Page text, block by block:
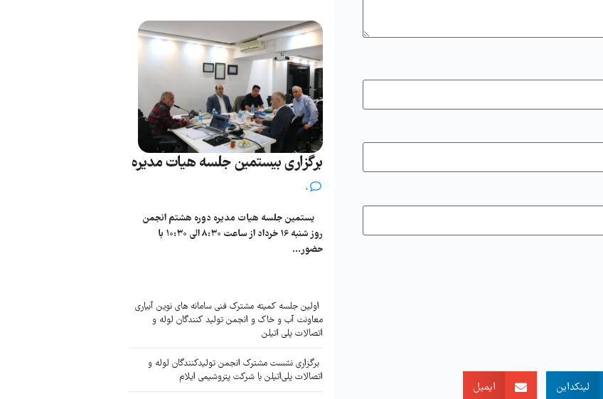
لینکداین ایمیل
برگزاری بیستمین جلسه هیات مدیره
یستمین جلسه هیات مدیره دوره هشتم انجمن
روز شنبه 16 خرداد از ساعت ۸:۳۰ الی ۱۰:۳۰ با
حضور...
اولین جلسه کمیته مشترک فنی سامانه های نوین آبیاری
معاونت آب و خاک و انجمن تولید کنندگان لوله و
اتصالات پلی اتیلن
برگزاری نشست مشترک انجمن تولیدکنندگان لوله و
اتصالات پلی‌اتیلن با شرکت پتروشیمی ایلام